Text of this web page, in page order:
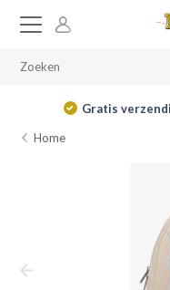
Gratis
Home